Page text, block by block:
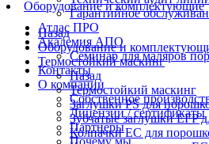
Гарантийное
Атлас ПРО
Академия АПО
Семинар для маляров
Контакты
О компании
Собственное
Лицензии / сертификаты
Партнеры
Почему мы
Оборудование и комплектующие
Назад
Оборудование и
Термостойкий маскинг
Назад
Термостойкий маскинг
Заглушки PS для
Зубчатые заглушки EFP
Колпачки ЕС для